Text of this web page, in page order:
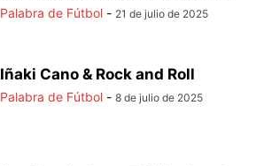
Palabra de Fútbol - 21 de julio de 2025
Iñaki Cano & Rock and Roll
Palabra de Fútbol - 8 de julio de 2025